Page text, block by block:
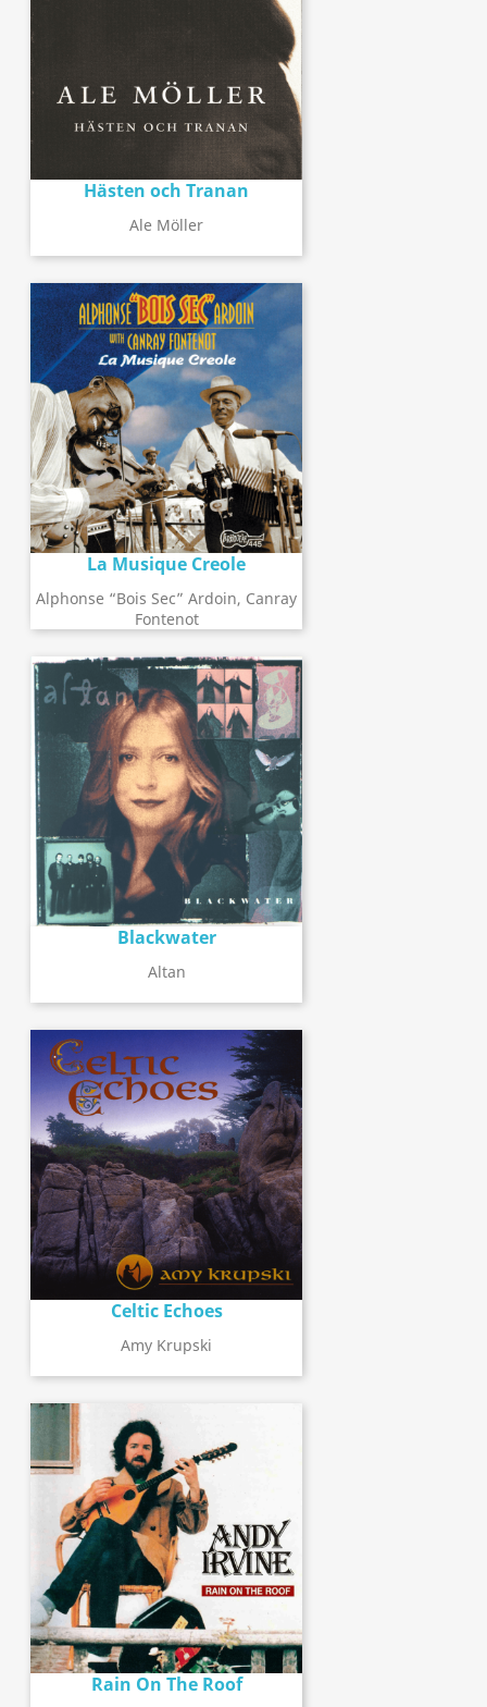
Hästen och Tranan
Ale Möller
La Musique Creole
Alphonse “Bois Sec” Ardoin, Canray
Fontenot
Blackwater
Altan
Celtic Echoes
Amy Krupski
Rain On The Roof